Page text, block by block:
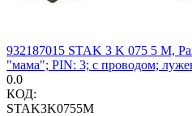
932187015 STAK 3 K 075 5 M,
"мама"; PIN: 3; с проводом;
0.0
КОД:
STAK3K0755M